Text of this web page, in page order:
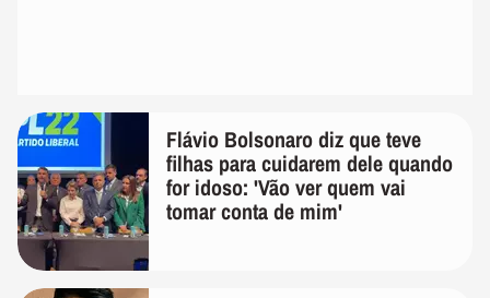
Flávio Bolsonaro diz que teve
filhas para cuidarem dele quando
for idoso: 'Vão ver quem vai
tomar conta de mim'